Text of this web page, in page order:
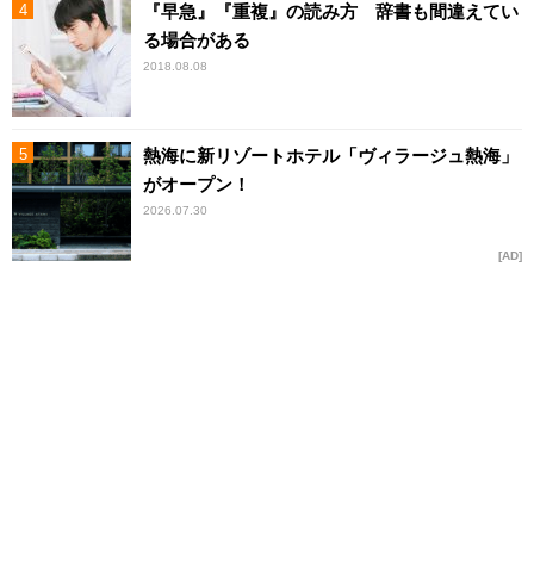
『早急』『重複』の読み方 辞書も間違えてい
る場合がある
2018.08.08
熱海に新リゾートホテル「ヴィラージュ熱海」
がオープン！
2026.07.30
AD